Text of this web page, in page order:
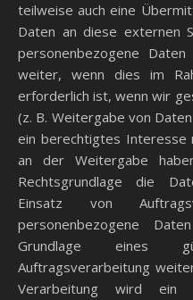
teilweise auch eine
Daten an diese externen
personenbezogene
weiter, wenn dies im
erforderlich ist, wenn wir
(z. B. Weitergabe von
ein berechtigtes Interesse
an der Weitergabe
Rechtsgrundlage die
Einsatz von
personenbezogene
Grundlage eines
Auftragsverarbeitung
Verarbeitung wird ein